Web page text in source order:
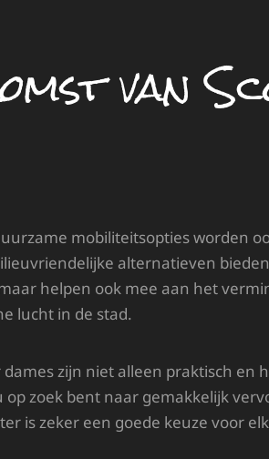
van
mobiliteitsopties worden
alternatieven
helpen ook mee aan het
lucht in de stad.
zijn niet alleen praktisch en
zoek bent naar gemakkelijk
is zeker een goede keuze voor